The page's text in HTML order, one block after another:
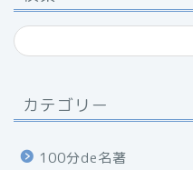
カテゴリー
100分de名著